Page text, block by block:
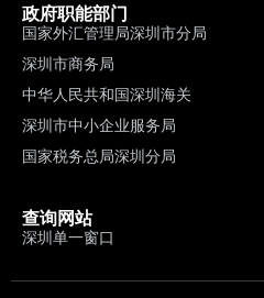
政府职能部门
国家外汇管理局深圳市分局
深圳市商务局
中华人民共和国深圳海关
深圳市中小企业服务局
国家税务总局深圳分局
查询网站
深圳单一窗口